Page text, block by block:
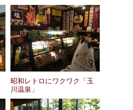
昭和レトロにワクワク「玉
川温泉」